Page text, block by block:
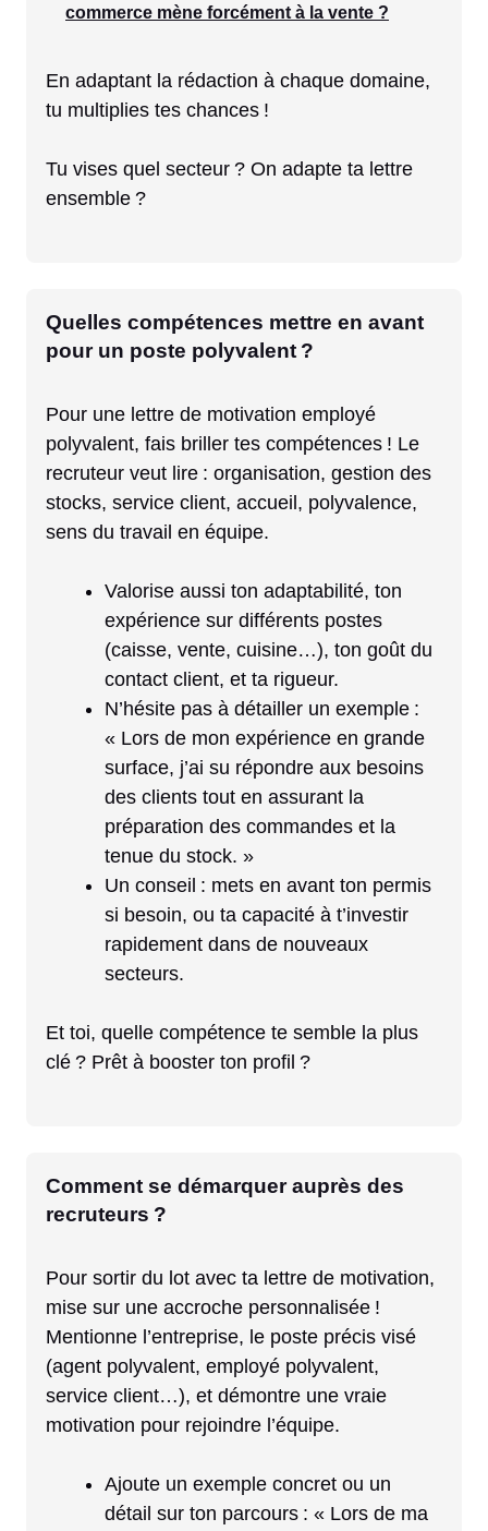
commerce mène forcément à la vente ?
En adaptant la rédaction à chaque domaine,
tu multiplies tes chances !
Tu vises quel secteur ? On adapte ta lettre
ensemble ?
Quelles compétences mettre en avant
pour un poste polyvalent ?
Pour une lettre de motivation employé
polyvalent, fais briller tes compétences ! Le
recruteur veut lire : organisation, gestion des
stocks, service client, accueil, polyvalence,
sens du travail en équipe.
Valorise aussi ton adaptabilité, ton
expérience sur différents postes
(caisse, vente, cuisine…), ton goût du
contact client, et ta rigueur.
N’hésite pas à détailler un exemple :
« Lors de mon expérience en grande
surface, j’ai su répondre aux besoins
des clients tout en assurant la
préparation des commandes et la
tenue du stock. »
Un conseil : mets en avant ton permis
si besoin, ou ta capacité à t’investir
rapidement dans de nouveaux
secteurs.
Et toi, quelle compétence te semble la plus
clé ? Prêt à booster ton profil ?
Comment se démarquer auprès des
recruteurs ?
Pour sortir du lot avec ta lettre de motivation,
mise sur une accroche personnalisée !
Mentionne l’entreprise, le poste précis visé
(agent polyvalent, employé polyvalent,
service client…), et démontre une vraie
motivation pour rejoindre l’équipe.
Ajoute un exemple concret ou un
détail sur ton parcours : « Lors de ma